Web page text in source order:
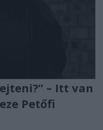
– Itt van
Petőfi